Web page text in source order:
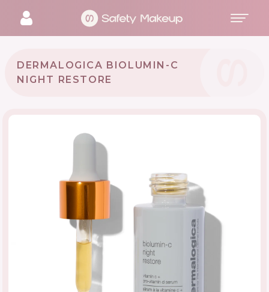
DERMALOGICA BIOLUMIN-C
NIGHT RESTORE